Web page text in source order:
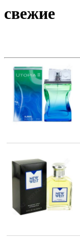
свежие